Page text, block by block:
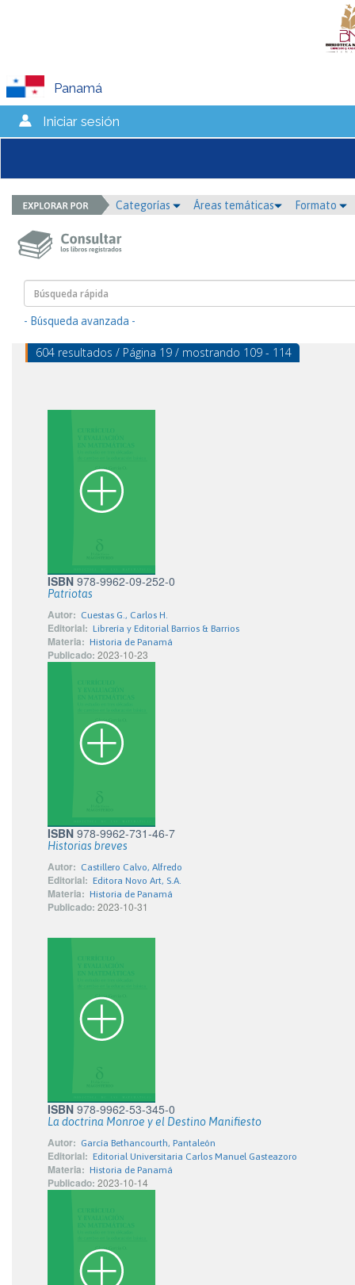
Panamá
Iniciar sesión
Categorías Áreas temáticas Formato
- Búsqueda avanzada -
604 resultados / Página 19 / mostrando 109 - 114
ISBN 978-9962-09-252-0
Patriotas
Autor: Cuestas G., Carlos H.
Editorial: Librería y Editorial Barrios & Barrios
Materia: Historia de Panamá
Publicado: 2023-10-23
ISBN 978-9962-731-46-7
Historias breves
Autor: Castillero Calvo, Alfredo
Editorial: Editora Novo Art, S.A.
Materia: Historia de Panamá
Publicado: 2023-10-31
ISBN 978-9962-53-345-0
La doctrina Monroe y el Destino Manifiesto
Autor: García Bethancourth, Pantaleón
Editorial: Editorial Universitaria Carlos Manuel Gasteazoro
Materia: Historia de Panamá
Publicado: 2023-10-14